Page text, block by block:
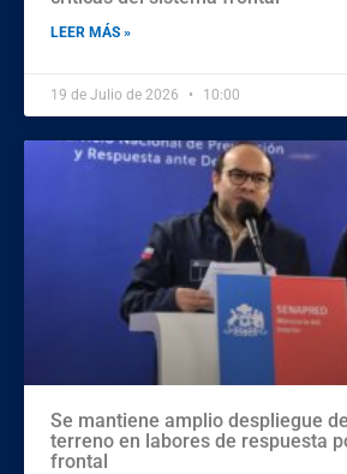
LEER MÁS »
19 de Julio de 2026 10:00
Se mantiene amplio despliegue
terreno en labores de respuesta
frontal